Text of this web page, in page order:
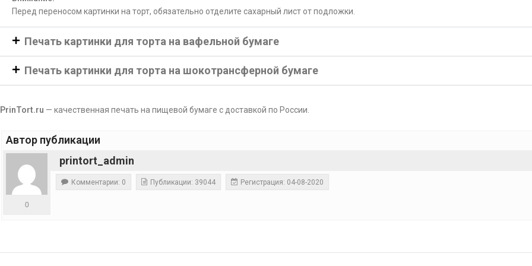
Перед переносом картинки на торт, обязательно отделите сахарный лист от подложки.
Печать картинки для торта на вафельной бумаге
Печать картинки для торта на шокотрансферной бумаге
PrinTort.ru — качественная печать на пищевой бумаге с доставкой по России.
Автор публикации
printort_admin
0
Комментарии: 0 Публикации: 39044 Регистрация: 04-08-2020